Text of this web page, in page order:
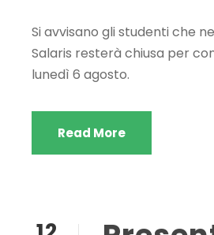
Si avvisano gli studenti che
Salaris resterà chiusa per
lunedì 6 agosto.
Read More